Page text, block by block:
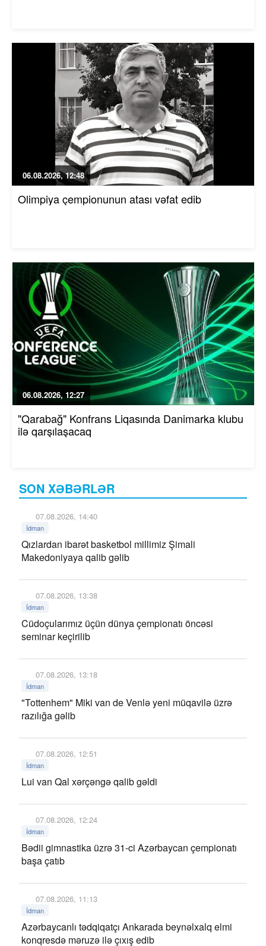
SON XƏBƏRLƏR
07.08.2026, 14:40
İdman
Qızlardan ibarət basketbol millimiz Şimali
Makedoniyaya qalib gəlib
07.08.2026, 13:38
İdman
Cüdoçularımız üçün dünya çempionatı öncəsi
seminar keçirilib
07.08.2026, 13:18
İdman
"Tottenhem" Miki van de Venlə yeni müqavilə üzrə
razılığa gəlib
07.08.2026, 12:51
İdman
Lui van Qal xərçəngə qalib gəldi
07.08.2026, 12:24
İdman
Bədii gimnastika üzrə 31-ci Azərbaycan çempionatı
başa çatıb
07.08.2026, 11:13
İdman
Azərbaycanlı tədqiqatçı Ankarada beynəlxalq elmi
konqresdə məruzə ilə çıxış edib
06.08.2026, 12:48
Olimpiya çempionunun atası vəfat edib
06.08.2026, 12:27
"Qarabağ" Konfrans Liqasında Danimarka klubu
ilə qarşılaşacaq